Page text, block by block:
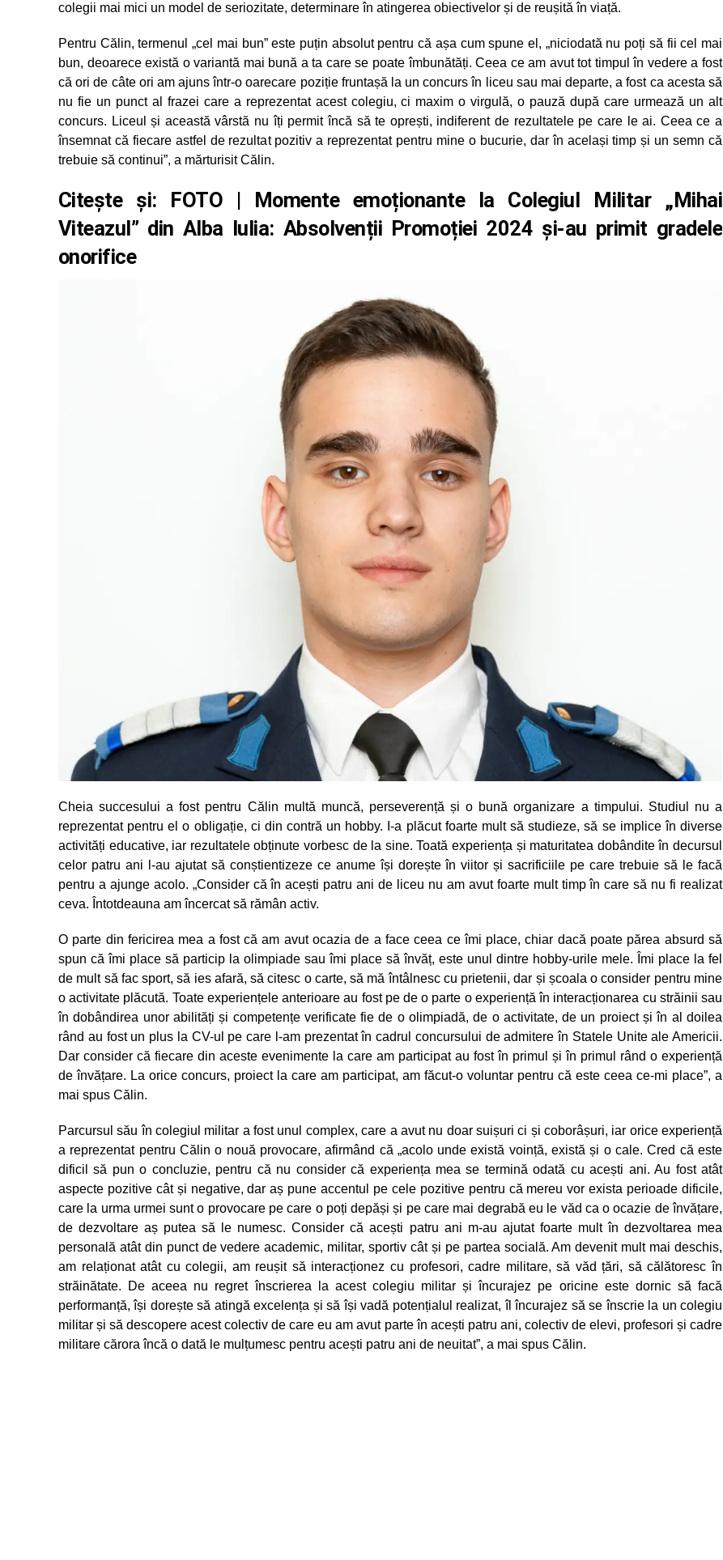
colegii mai mici un model de seriozitate, determinare în atingerea obiectivelor și de reușită în viață.
Pentru Călin, termenul „cel mai bun” este puțin absolut pentru că așa cum spune el, „niciodată nu poți să fii cel mai
bun, deoarece există o variantă mai bună a ta care se poate îmbunătăți. Ceea ce am avut tot timpul în vedere a fost
că ori de câte ori am ajuns într-o oarecare poziție fruntașă la un concurs în liceu sau mai departe, a fost ca acesta să
nu fie un punct al frazei care a reprezentat acest colegiu, ci maxim o virgulă, o pauză după care urmează un alt
concurs. Liceul și această vârstă nu îți permit încă să te oprești, indiferent de rezultatele pe care le ai. Ceea ce a
însemnat că fiecare astfel de rezultat pozitiv a reprezentat pentru mine o bucurie, dar în același timp și un semn că
trebuie să continui”, a mărturisit Călin.
Citește și: FOTO | Momente emoționante la Colegiul Militar „Mihai
Viteazul” din Alba Iulia: Absolvenții Promoției 2024 și-au primit gradele
onorifice
Cheia succesului a fost pentru Călin multă muncă, perseverență și o bună organizare a timpului. Studiul nu a
reprezentat pentru el o obligație, ci din contră un hobby. I-a plăcut foarte mult să studieze, să se implice în diverse
activități educative, iar rezultatele obținute vorbesc de la sine. Toată experiența și maturitatea dobândite în decursul
celor patru ani l-au ajutat să conștientizeze ce anume își dorește în viitor și sacrificiile pe care trebuie să le facă
pentru a ajunge acolo. „Consider că în acești patru ani de liceu nu am avut foarte mult timp în care să nu fi realizat
ceva. Întotdeauna am încercat să rămân activ.
O parte din fericirea mea a fost că am avut ocazia de a face ceea ce îmi place, chiar dacă poate părea absurd să
spun că îmi place să particip la olimpiade sau îmi place să învăț, este unul dintre hobby-urile mele. Îmi place la fel
de mult să fac sport, să ies afară, să citesc o carte, să mă întâlnesc cu prietenii, dar și școala o consider pentru mine
o activitate plăcută. Toate experiențele anterioare au fost pe de o parte o experiență în interacționarea cu străinii sau
în dobândirea unor abilități și competențe verificate fie de o olimpiadă, de o activitate, de un proiect și în al doilea
rând au fost un plus la CV-ul pe care l-am prezentat în cadrul concursului de admitere în Statele Unite ale Americii.
Dar consider că fiecare din aceste evenimente la care am participat au fost în primul și în primul rând o experiență
de învățare. La orice concurs, proiect la care am participat, am făcut-o voluntar pentru că este ceea ce-mi place”, a
mai spus Călin.
Parcursul său în colegiul militar a fost unul complex, care a avut nu doar suișuri ci și coborâșuri, iar orice experiență
a reprezentat pentru Călin o nouă provocare, afirmând că „acolo unde există voință, există și o cale. Cred că este
dificil să pun o concluzie, pentru că nu consider că experiența mea se termină odată cu acești ani. Au fost atât
aspecte pozitive cât și negative, dar aș pune accentul pe cele pozitive pentru că mereu vor exista perioade dificile,
care la urma urmei sunt o provocare pe care o poți depăși și pe care mai degrabă eu le văd ca o ocazie de învățare,
de dezvoltare aș putea să le numesc. Consider că acești patru ani m-au ajutat foarte mult în dezvoltarea mea
personală atât din punct de vedere academic, militar, sportiv cât și pe partea socială. Am devenit mult mai deschis,
am relaționat atât cu colegii, am reușit să interacționez cu profesori, cadre militare, să văd țări, să călătoresc în
străinătate. De aceea nu regret înscrierea la acest colegiu militar și încurajez pe oricine este dornic să facă
performanță, își dorește să atingă excelența și să își vadă potențialul realizat, îl încurajez să se înscrie la un colegiu
militar și să descopere acest colectiv de care eu am avut parte în acești patru ani, colectiv de elevi, profesori și cadre
militare cărora încă o dată le mulțumesc pentru acești patru ani de neuitat”, a mai spus Călin.